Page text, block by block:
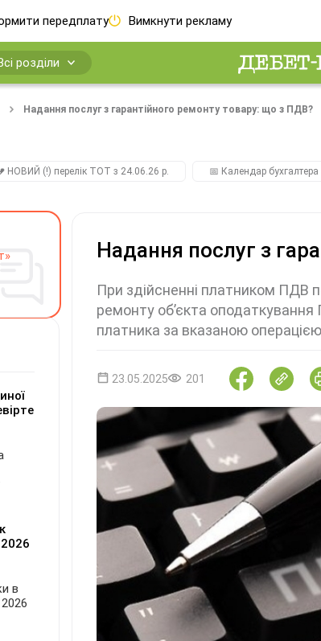
передплату Вимкнути рекламу
розділи
Надання послуг з гарантійного ремонту товару: що з ПДВ?
НОВИЙ (!) перелік ТОТ з 24.06.26 р. 📅 Календар
Надання послуг з
При здійсненні платником ПДВ
ремонту об’єкта
платника за вказаною операцією
23.05.2025 201
в